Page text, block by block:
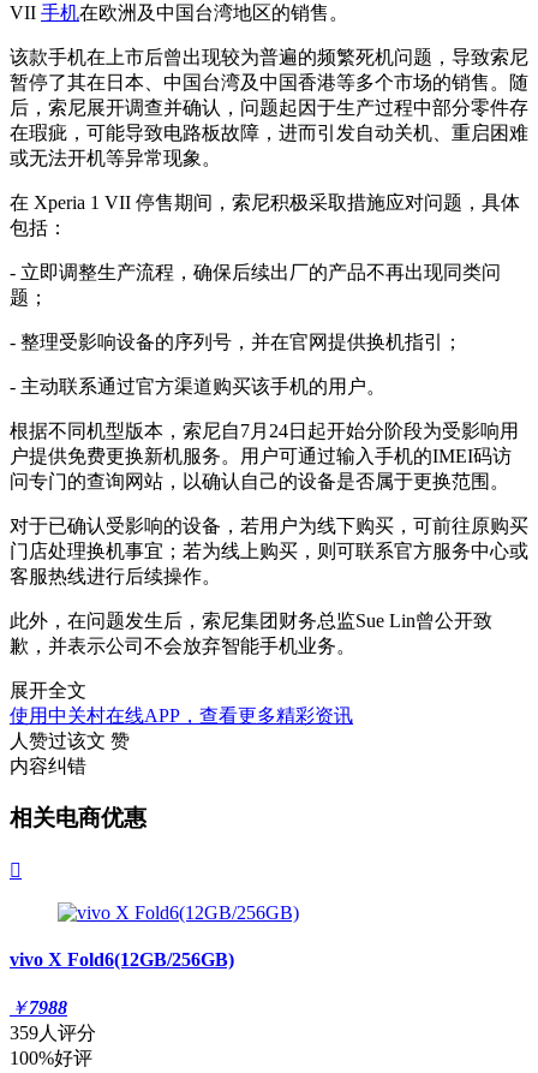
VII 手机在欧洲及中国台湾地区的销售。
该款手机在上市后曾出现较为普遍的频繁死机问题，导致索尼
暂停了其在日本、中国台湾及中国香港等多个市场的销售。随
后，索尼展开调查并确认，问题起因于生产过程中部分零件存
在瑕疵，可能导致电路板故障，进而引发自动关机、重启困难
或无法开机等异常现象。
在 Xperia 1 VII 停售期间，索尼积极采取措施应对问题，具体
包括：
- 立即调整生产流程，确保后续出厂的产品不再出现同类问
题；
- 整理受影响设备的序列号，并在官网提供换机指引；
- 主动联系通过官方渠道购买该手机的用户。
根据不同机型版本，索尼自7月24日起开始分阶段为受影响用
户提供免费更换新机服务。用户可通过输入手机的IMEI码访
问专门的查询网站，以确认自己的设备是否属于更换范围。
对于已确认受影响的设备，若用户为线下购买，可前往原购买
门店处理换机事宜；若为线上购买，则可联系官方服务中心或
客服热线进行后续操作。
此外，在问题发生后，索尼集团财务总监Sue Lin曾公开致
歉，并表示公司不会放弃智能手机业务。
展开全文
使用中关村在线APP，查看更多精彩资讯
人赞过该文 赞
内容纠错
相关电商优惠

vivo X Fold6(12GB/256GB)
￥7988
359人评分
100%好评